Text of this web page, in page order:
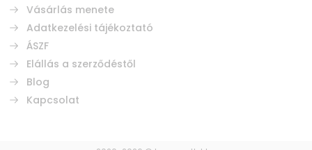
Vásárlás menete
Adatkezelési tájékoztató
ÁSZF
Elállás a szerződéstől
Blog
Kapcsolat